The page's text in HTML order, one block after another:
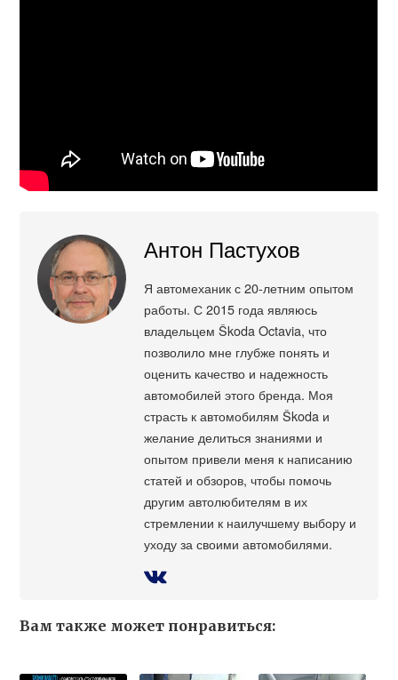
Антон Пастухов
Я автомеханик с 20-летним опытом
работы. С 2015 года являюсь
владельцем Škoda Octavia, что
позволило мне глубже понять и
оценить качество и надежность
автомобилей этого бренда. Моя
страсть к автомобилям Škoda и
желание делиться знаниями и
опытом привели меня к написанию
статей и обзоров, чтобы помочь
другим автолюбителям в их
стремлении к наилучшему выбору и
уходу за своими автомобилями.
Вам также может понравиться: